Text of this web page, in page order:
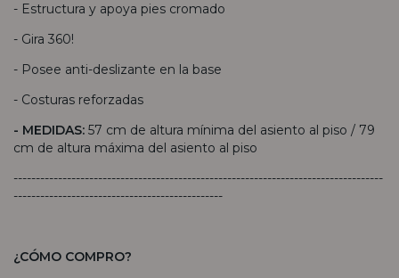
- Estructura y apoya pies cromado
- Gira 360!
- Posee anti-deslizante en la base
- Costuras reforzadas
- MEDIDAS: 57 cm de altura mínima del asiento al piso / 79
cm de altura máxima del asiento al piso
-----------------------------------------------------------------------------------
-----------------------------------------------
¿CÓMO COMPRO?